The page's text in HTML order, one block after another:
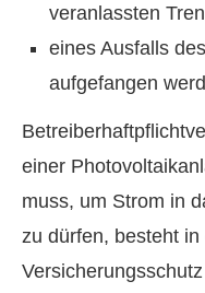
veranlassten
eines Ausfalls
aufgefangen
einer
muss, um Strom in
zu dürfen, besteht